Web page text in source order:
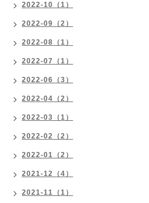
2022-10（1）
2022-09（2）
2022-08（1）
2022-07（1）
2022-06（3）
2022-04（2）
2022-03（1）
2022-02（2）
2022-01（2）
2021-12（4）
2021-11（1）